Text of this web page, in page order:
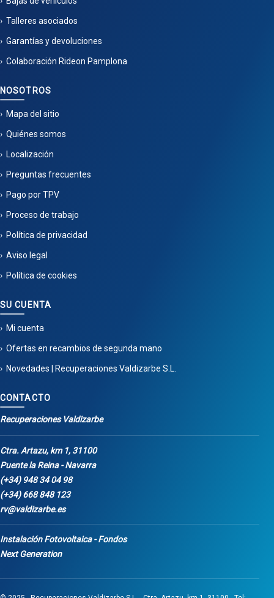
Talleres asociados
Garantías y devoluciones
Colaboración Rideon Pamplona
NOSOTROS
Mapa del sitio
Quiénes somos
Localización
Preguntas frecuentes
Pago por TPV
Proceso de trabajo
Política de privacidad
Aviso legal
Política de cookies
SU CUENTA
Mi cuenta
Ofertas en recambios de segunda mano
Novedades | Recuperaciones Valdizarbe S.L.
CONTACTO
Recuperaciones Valdizarbe
Ctra. Artazu, km 1, 31100
Puente la Reina - Navarra
(+34) 948 34 04 98
(+34) 668 848 123
rv@valdizarbe.es
Instalación Fotovoltaica - Fondos
Next Generation